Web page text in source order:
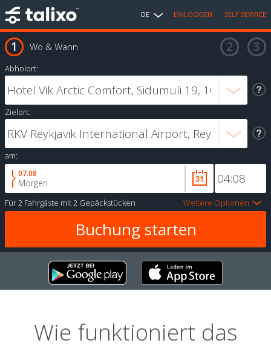
DE EINLOGGEN SELF SERVICE
Wo & Wann
Abholort:
Zielort:
am:
07.08
Morgen
Für2 Fahrgäste mit2 Gepäckstücken Weitere Optionen
Wie funktioniert das